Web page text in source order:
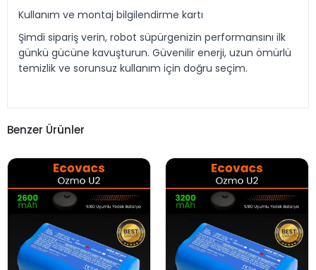
Kullanım ve montaj bilgilendirme kartı
Şimdi sipariş verin, robot süpürgenizin performansını ilk
günkü gücüne kavuşturun. Güvenilir enerji, uzun ömürlü
temizlik ve sorunsuz kullanım için doğru seçim.
Benzer Ürünler